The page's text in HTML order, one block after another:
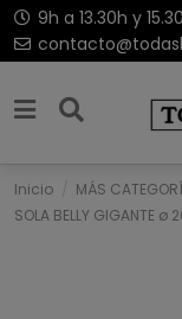
9h a 13.30h y
Inicio MÁS
SOLA BELLY GIGANTE ø